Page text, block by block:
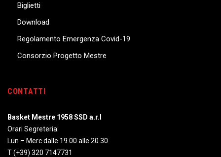
Biglietti
Download
Regolamento Emergenza Covid-19
Consorzio Progetto Mestre
CONTATTI
Basket Mestre 1958 SSD a.r.l
Orari Segreteria:
Lun – Merc dalle 19.00 alle 20.30
T(+39) 320 7147731